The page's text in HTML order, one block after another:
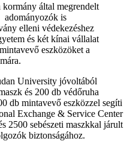
által megrendelt
adományozók is
elleni védekezéshez
és két kínai vállalat
eszközöket a
University jóvoltából
és 200 db védőruha
db mintavevő eszközzel segíti
Exchange & Service Center
2500 sebészeti maszkkal járult
biztonságához.